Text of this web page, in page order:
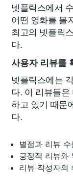
넷플릭스에서
어떤 영화를 볼
최고의 넷플릭
다.
사용자 리뷰를
넷플릭스에는
다. 이 리뷰들
하고 있기 때문
다.
별점과 리뷰
긍정적 리뷰와
리뷰 작성자의